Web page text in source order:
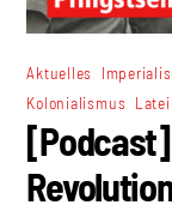
Aktuelles
Kolonialismus